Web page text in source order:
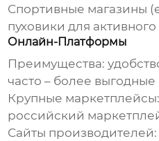
Спортивные магазины
пуховики для активного
Онлайн-Платформы
Преимущества:
часто – более
Крупные
российский
Сайты